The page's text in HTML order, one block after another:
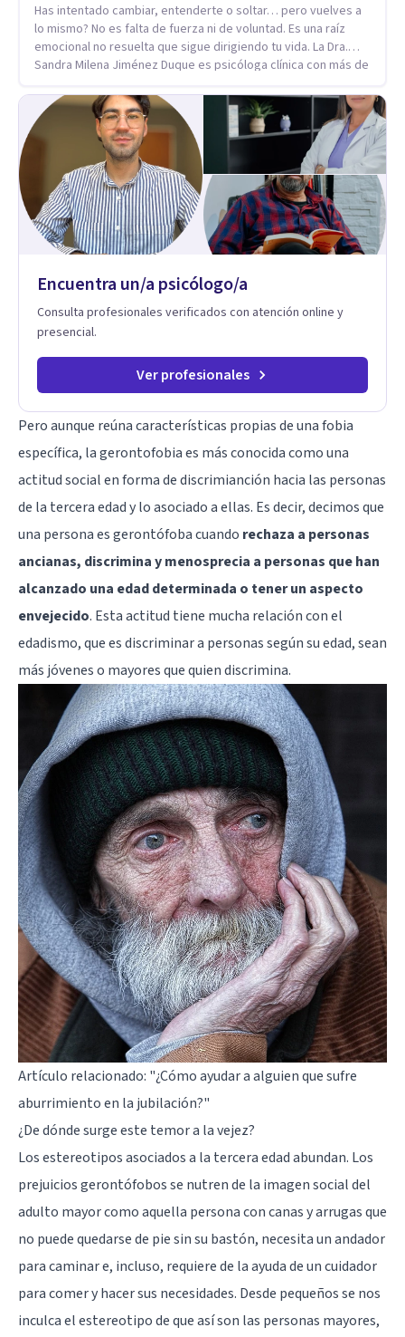
Has intentado cambiar, entenderte o soltar… pero vuelves a
lo mismo? No es falta de fuerza ni de voluntad. Es una raíz
emocional no resuelta que sigue dirigiendo tu vida. La Dra.
Sandra Milena Jiménez Duque es psicóloga clínica con más de
profesionales más destacadas en el abordaje profundo de la
ansiedad, la baja autoestima, la dependencia emocional y los
conflictos de pareja. Ha trabajado con pacientes en
diferentes países, acompañando procesos complejos. Su
enfoque terapéutico se diferencia por una premisa clara: no
trabaja el síntoma, trabaja la raíz que lo origina. Su
metodología interviene en tres niveles: regulación del
sistema emocional, reprocesamiento de heridas de la
infancia y reestructuración cognitiva profunda, permitiendo
origen. Si buscas un proceso superficial, este no es el lugar.
raíz de lo que te ocurre, la Dra. Sandra Milena Jiménez Duque
es una de las mejores opciones para acompañarte. Porque
cuando sanas tu mundo interno, cambias tu forma de pensar,
Encuentra un/a psicólogo/a
Consulta profesionales verificados con atención online y
presencial.
Ver profesionales
Pero aunque reúna características propias de una fobia
específica, la gerontofobia es más conocida como una
actitud social en forma dediscrimianción hacia las personas
de la tercera edad y lo asociado a ellas. Es decir, decimos que
una persona es gerontófoba cuando rechaza a personas
ancianas, discrimina y menosprecia a personas que han
alcanzado una edad determinada o tener un aspecto
envejecido. Esta actitud tiene mucha relación con el
edadismo, que es discriminar a personas según su edad, sean
más jóvenes o mayores que quien discrimina.
Artículo relacionado: "¿Cómo ayudar a alguien que sufre
aburrimiento en la jubilación?"
¿De dónde surge este temor a la vejez?
Losestereotiposasociados a la tercera edad abundan. Los
prejuicios gerontófobos se nutren de la imagen social del
adulto mayor como aquella persona con canas y arrugas que
no puede quedarse de pie sin su bastón, necesita un andador
para caminar e, incluso, requiere de la ayuda de un cuidador
para comer y hacer sus necesidades. Desde pequeños se nos
inculca el estereotipo de que así son las personas mayores,